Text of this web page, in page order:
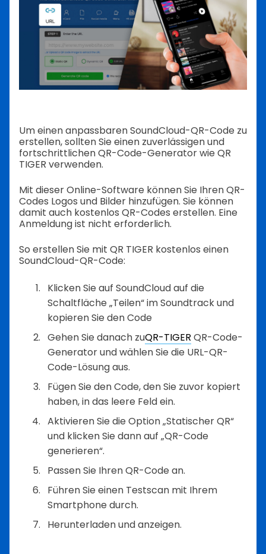
Um einen anpassbaren SoundCloud-QR-Code zu
erstellen, sollten Sie einen zuverlässigen und
fortschrittlichen QR-Code-Generator wie QR
TIGER verwenden.
Mit dieser Online-Software können Sie Ihren QR-
Codes Logos und Bilder hinzufügen. Sie können
damit auch kostenlos QR-Codes erstellen. Eine
Anmeldung ist nicht erforderlich.
So erstellen Sie mit QR TIGER kostenlos einen
SoundCloud-QR-Code:
Klicken Sie auf SoundCloud auf die
Schaltfläche „Teilen“ im Soundtrack und
kopieren Sie den Code
Gehen Sie danach zuQR-TIGER QR-Code-
Generator und wählen Sie die URL-QR-
Code-Lösung aus.
Fügen Sie den Code, den Sie zuvor kopiert
haben, in das leere Feld ein.
Aktivieren Sie die Option „Statischer QR“
und klicken Sie dann auf „QR-Code
generieren“.
Passen Sie Ihren QR-Code an.
Führen Sie einen Testscan mit Ihrem
Smartphone durch.
Herunterladen und anzeigen.